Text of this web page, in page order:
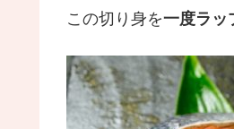
この切り身を一度ラッ